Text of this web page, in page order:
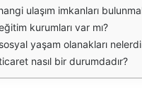
ulaşım imkanları
kurumları var mı?
yaşam olanakları
nasıl bir durumdadır?